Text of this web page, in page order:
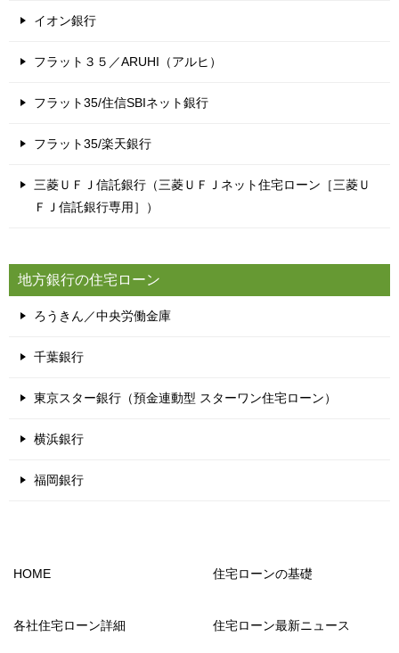
イオン銀行
フラット３５／ARUHI（アルヒ）
フラット35/住信SBIネット銀行
フラット35/楽天銀行
三菱ＵＦＪ信託銀行（三菱ＵＦＪネット住宅ローン［三菱Ｕ
ＦＪ信託銀行専用］）
地方銀行の住宅ローン
ろうきん／中央労働金庫
千葉銀行
東京スター銀行（預金連動型 スターワン住宅ローン）
横浜銀行
福岡銀行
HOME 住宅ローンの基礎
各社住宅ローン詳細 住宅ローン最新ニュース